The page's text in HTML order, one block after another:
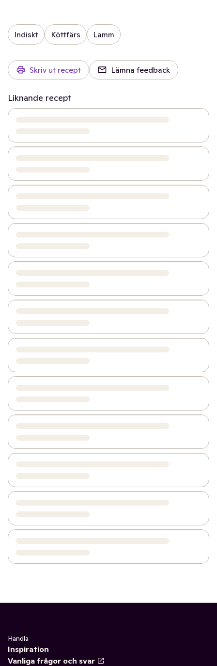
Indiskt Köttfärs Lamm
Skriv ut recept Lämna feedback
Liknande recept
Handla
Inspiration
Vanliga frågor och svar